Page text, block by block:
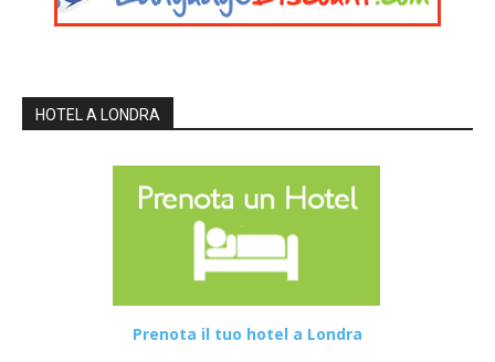
HOTEL A LONDRA
Prenota il tuo hotel a Londra